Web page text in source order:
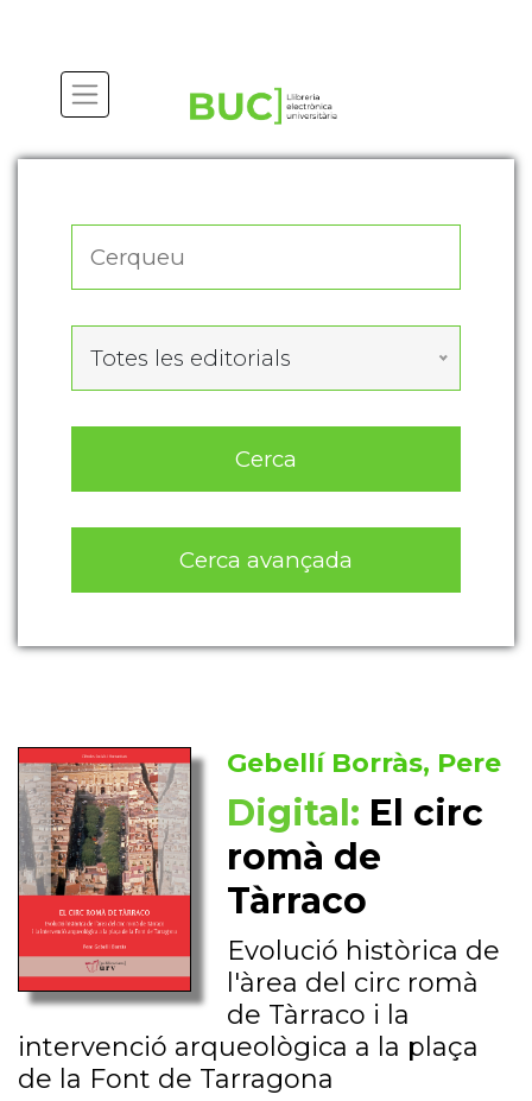
Totes les editorials
Cerca
Cerca avançada
Gebellí Borràs, Pere
Digital: El circ
romà de
Tàrraco
Evolució històrica de
l'àrea del circ romà
de Tàrraco i la
intervenció arqueològica a la plaça
de la Font de Tarragona